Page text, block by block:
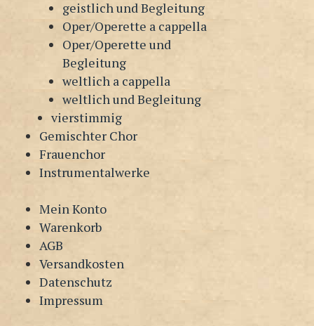
geistlich und Begleitung
Oper/Operette a cappella
Oper/Operette und
Begleitung
weltlich a cappella
weltlich und Begleitung
vierstimmig
Gemischter Chor
Frauenchor
Instrumentalwerke
Mein Konto
Warenkorb
AGB
Versandkosten
Datenschutz
Impressum